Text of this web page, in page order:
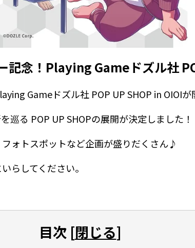
記念！Playing Gameドズル社
Gameドズル社 POP UP SHOP in OIOI
巡る POP UP SHOPの展開が決定しました！
ォトスポットなど企画が盛りだくさん♪
らしてください。
目次 [閉じる]